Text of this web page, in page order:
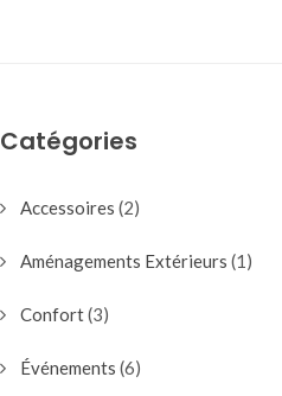
Catégories
Accessoires (2)
Aménagements Extérieurs (1)
Confort(3)
Événements (6)